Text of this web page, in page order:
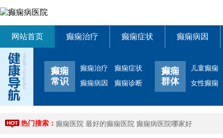
网站首页 癫痫治疗 癫痫症状 癫痫病因
癫痫
常识
癫痫治疗
癫痫症状
癫痫病因
癫痫诊断
癫痫
群体
儿童癫痫
女性癫痫
热门搜索： 癫痫医院 最好的癫痫医院 癫痫病医院哪家好